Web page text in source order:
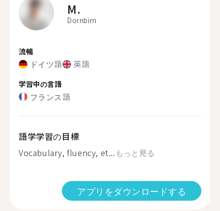
M.
Dornbirn
流暢
ドイツ語 英語
学習中の言語
フランス語
語学学習の目標
Vocabulary, fluency, et... もっと見る
アプリをダウンロードする